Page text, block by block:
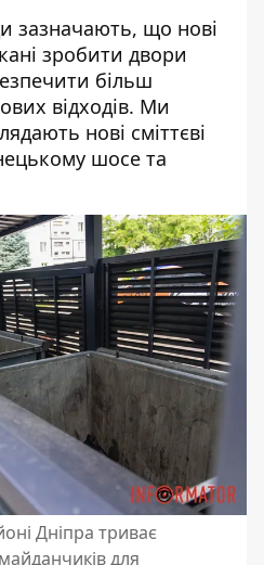
зазначають, що нові
зробити двори
більш
відходів. Ми
нові сміттєві
шосе та
Дніпра триває
для